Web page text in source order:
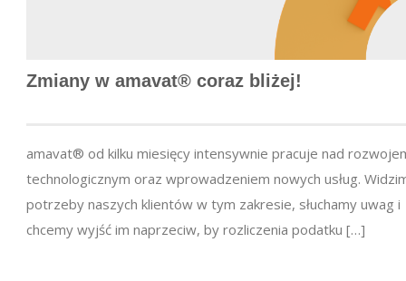
Zmiany w amavat® coraz bliżej!
amavat® od kilku miesięcy intensywnie pracuje nad
technologicznym oraz wprowadzeniem nowych usług.
potrzeby naszych klientów w tym zakresie, słuchamy uwag i
chcemy wyjść im naprzeciw, by rozliczenia podatku […]